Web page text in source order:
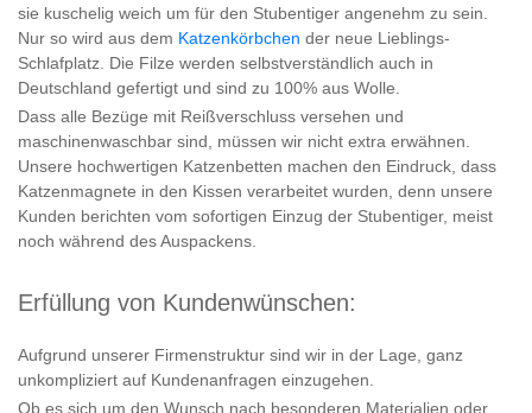
sie kuschelig weich um für den Stubentiger angenehm zu sein.
Nur so wird aus dem Katzenkörbchen der neue Lieblings-
Schlafplatz. Die Filze werden selbstverständlich auch in
Deutschland gefertigt und sind zu 100% aus Wolle.
Dass alle Bezüge mit Reißverschluss versehen und
maschinenwaschbar sind, müssen wir nicht extra erwähnen.
Unsere hochwertigen Katzenbetten machen den Eindruck, dass
Katzenmagnete in den Kissen verarbeitet wurden, denn unsere
Kunden berichten vom sofortigen Einzug der Stubentiger, meist
noch während des Auspackens.
Erfüllung von Kundenwünschen:
Aufgrund unserer Firmenstruktur sind wir in der Lage, ganz
unkompliziert auf Kundenanfragen einzugehen.
Ob es sich um den Wunsch nach besonderen Materialien oder